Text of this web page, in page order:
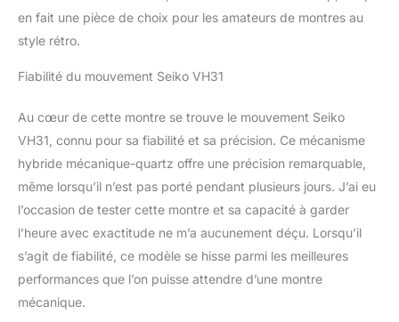
aussi bien automatiques
mouvement hybride à
mouvement hybride a
le mouvement à travers
des bobines et un
oscillateur à quartz, mais
les aiguilles sont
mécaniquement.
Essentiellement, le
mouvement est
en fait une pièce de choix pour les amateurs de montres au
style rétro.
Fiabilité du mouvement Seiko VH31
Au cœur de cette montre se trouve le mouvement Seiko
VH31, connu pour sa fiabilité et sa précision. Ce mécanisme
hybride mécanique-quartz offre une précision remarquable,
même lorsqu’il n’est pas porté pendant plusieurs jours. J’ai eu
l’occasion de tester cette montre et sa capacité à garder
l’heure avec exactitude ne m’a aucunement déçu. Lorsqu’il
s’agit de fiabilité, ce modèle se hisse parmi les meilleures
performances que l’on puisse attendre d’une montre
mécanique.